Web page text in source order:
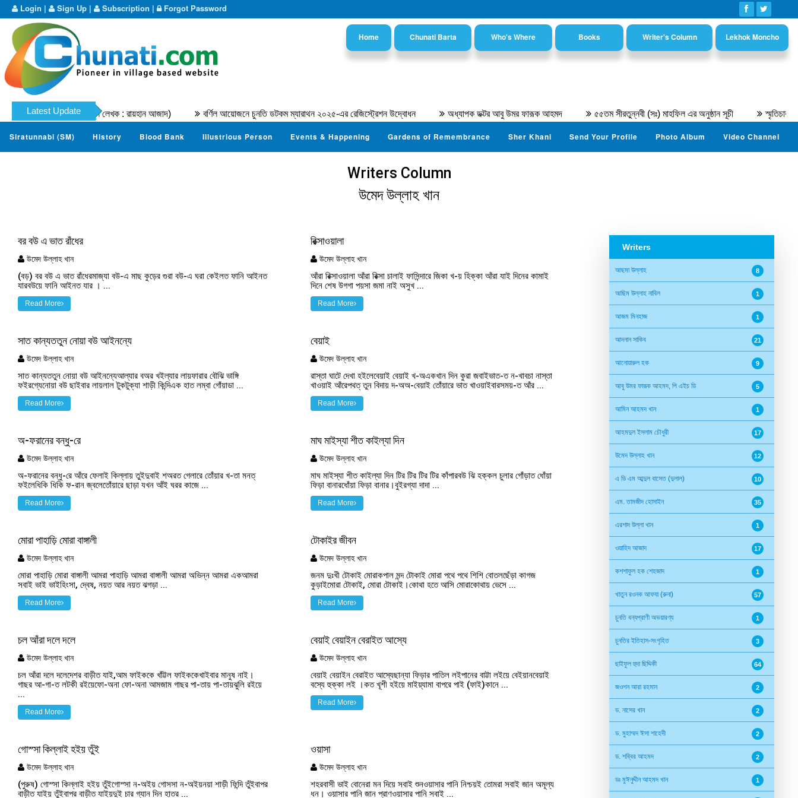
Login | Sign Up | Subscription | Forgot Password
Home Chunati Barta Who's Where Books Writer's Column Lekhok Moncho
Latest Update
মুহাম্মদ নাযের । (মূল লেখক : রায়হান আজাদ) বর্ণিল আয়োজনে চুনতি ডটকম ম্যারাথন ২০২৫-এর রেজিস্ট্রেশন উদ্বোধন অধ্যাপক ডক্টর আবু উমর ফারূক আহমদ ৫৫তম সীরতুন্নবী (সঃ) মাহফিল এর অনুষ্ঠান সূচী স্মৃতিচারণ :
Siratunnabi (SM) History Blood Bank Illustrious Person Events & Happening Gardens of Remembrance Sher Khani Send Your Profile Photo Album Video Channel
Writers Column
উমেদ উল্লাহ খান
বর বউ এ ভাত রাঁধের
উমেদ উল্লাহ খান
(বড়) বর বউ এ ভাত রাঁধেরমাজ্যা বউ-এ মাছ কুড়ের গুরা বউ-এ ঘরা কেইলত ফানি আইনত
যারবউয়ে ফানি আইনত যার । ...
Read More
রিক্সাওয়ালা
উমেদ উল্লাহ খান
আঁরা রিক্সাওয়ালা আঁরা রিক্সা চালাই ফাসিন্দারে জিকা খ-য় হিক্কা আঁরা যাই দিনের কামাই
দিনে শেষ উগগা পয়সা জমা নাই অসুখ ...
Read More
সাত কান্যততুন নোয়া বউ আইনন্যে
উমেদ উল্লাহ খান
সাত কান্যততুন নোয়া বউ আইনন্যেআল্যার বঅর খইল্যার লায়ফারার বৌঝি ভাঙ্গি
ফইরগ্যেনোয়া বউ ছাইবার লায়লাল টুকটুক্যা শাড়ী কিন্দিএক হাত লম্বা গোঁয়াডা ...
Read More
বেয়াই
উমেদ উল্লাহ খান
রাস্তা ঘাটে দেখা হইলেবেয়াই বেয়াই খ-অএকখান দিন কুরা জবাইভাত-ত ন-খাবচা নাস্তা
খাওয়াই আঁরেপথত্ তুন বিদায় দ-অঅ-বেয়াই তোঁয়ারে ভাত খাওয়াইবারসময়-ত আঁর ...
Read More
অ-ফরানের বন্ধু-রে
উমেদ উল্লাহ খান
অ-ফরানের বন্ধু-রে আঁরে ফেলাই কিল্লায় তুইদুবাই শঅরত গেলারে তোঁয়ার খ-তা মনত্
ফইলেধিকি ধিকি ফ-রান জ্বলেতোঁয়ারে ছাড়া যখন আঁই ঘরর কাজে ...
Read More
মাঘ মাইস্যা শীত কাইল্যা দিন
উমেদ উল্লাহ খান
মাঘ মাইস্যা শীত কাইল্যা দিন টির টির টির টির কাঁপারবউ ঝি হক্কল চুলার গোঁড়াত ধোঁয়া
ফিড়া বানারধোঁয়া ফিড়া বানার।বুইরগ্যা দাদা ...
Read More
মোরা পাহাড়ি মোরা বাঙ্গালী
উমেদ উল্লাহ খান
মোরা পাহাড়ি মোরা বাঙ্গালী আমরা পাহাড়ি আমরা বাঙ্গালী আমরা অভিন্ন আমরা একআমরা
সবাই ভাই ভাইহিংসা, দ্বেষ, নয়ত আর নয়ত ঝগড়া ...
Read More
টোকাইর জীবন
উমেদ উল্লাহ খান
জনম দুঃখী টোকাই মোরাকপাল মন্দ টোকাই মোরা পথে পথে শিশি বোতলছেঁড়া কাগজ
কুড়াইমোরা টোকাই, মোরা টোকাই।কোথা হতে আসি মোরাকোথায় ভেসে ...
Read More
চল আঁরা দলে দলে
উমেদ উল্লাহ খান
চল আঁরা দলে দলেদেশর বাড়ীত যাই,আম ফাইককে খাঁট্টল ফাইককেখাইবার মানুষ নাই।
গাছর আ-গা-ত লটকী রইয়েফো-অনা ফো-অনা আমজাম গাছর পা-তায় পা-তায়ঝুলি রইয়ে
...
Read More
বেয়াই বেয়াইন বেরাইত আস্যে
উমেদ উল্লাহ খান
বেয়াই বেয়াইন বেরাইত আস্যেছান্যা ফিড়ার পাতিল লইপানের বাট্টা লইয়ে বেইয়ানবেয়াই
বস্যে হুক্কা লই ।কত খূশী হইয়ে মাইয়্যামা বাপরে পাই (ফাই)কানে ...
Read More
গোস্সা কিল্লাই হইয় তুঁই
উমেদ উল্লাহ খান
(পুরুষ) গোস্সা কিল্লাই হইয় তুঁইগোস্সা ন-অইয় গোসসা ন-অইয়নয়া শাড়ী ফিন্দি তুঁইবাপর
বাড়ীত যাইয় তুঁইবাপর বাড়ীত যাইয়দুই চার গ্যান দিন হাতর ...
ওয়াসা
উমেদ উল্লাহ খান
শহরবাসী ভাই বোনেরা মন দিয়ে সবাই শুনওয়াসার পানি নিশ্চয়ই তোমরা সবাই জান অমূল্য
ধন। ওয়াসার পানি জান প্রাণওয়াসার পানি সবাই ...
Writers
আছমা উল্লাহ 8
আছিম উল্লাহ নাবিল 1
আজম মিনহাজ 1
আদনান সাকিব 21
আনোয়ারুল হক 9
আবু উমর ফারূক আহমদ, পি এইচ ডি 5
আমিন আহমদ খান 1
আহমদুল ইসলাম চৌধুরী 17
উমেদ উল্লাহ খান 12
এ ডি এম আব্দুল বাসেত (দুলাল) 10
এম. তামজীদ হোসাইন 35
এরশাদ উল্লা খান 1
ওয়াহিদ আজাদ 17
কশশাফুল হক শেহজাদ 1
খাতুন রওনক আফযা (রুনা) 57
চুনতি বন্যপ্রাণী অভয়ারণ্য 1
চুনতির ইতিহাস-সংগৃহিত 3
ছাইফুল হুদা ছিদ্দিকী 64
জওশন আরা রহমান 2
ড. নাসের খান 2
ড. মুহাম্মদ ঈসা শাহেদী 2
ড. শব্বির আহমদ 2
ডঃ মুঈনুদ্দীন আহমদ খান 1